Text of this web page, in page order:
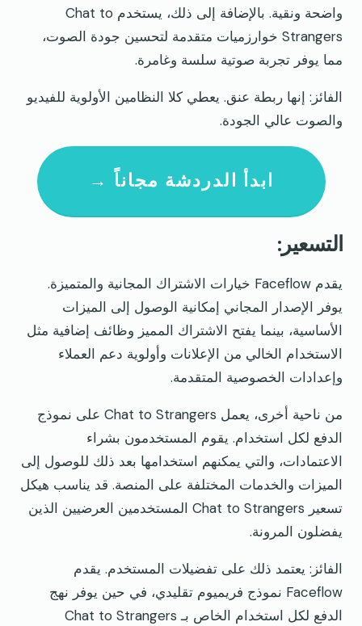
واضحة ونقية. بالإضافة إلى ذلك، يستخدم Chat to
Strangers خوارزميات متقدمة لتحسين جودة الصوت،
مما يوفر تجربة صوتية سلسة وغامرة.
الفائز: إنها ربطة عنق. يعطي كلا النظامين الأولوية للفيديو
والصوت عالي الجودة.
ابدأ الدردشة مجاناً →
التسعير:
يقدم Faceflow خيارات الاشتراك المجانية والمتميزة.
يوفر الإصدار المجاني إمكانية الوصول إلى الميزات
الأساسية، بينما يفتح الاشتراك المميز وظائف إضافية مثل
الاستخدام الخالي من الإعلانات وأولوية دعم العملاء
وإعدادات الخصوصية المتقدمة.
من ناحية أخرى، يعمل Chat to Strangers على نموذج
الدفع لكل استخدام. يقوم المستخدمون بشراء
الاعتمادات، والتي يمكنهم استخدامها بعد ذلك للوصول إلى
الميزات والخدمات المختلفة على المنصة. قد يناسب هيكل
تسعير Chat to Strangers المستخدمين العرضيين الذين
يفضلون المرونة.
الفائز: يعتمد ذلك على تفضيلات المستخدم. يقدم
Faceflow نموذج فريميوم تقليدي، في حين يوفر نهج
الدفع لكل استخدام الخاص بـ Chat to Strangers